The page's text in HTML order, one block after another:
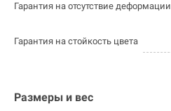
Гарантия на отсутствие деформации
Гарантия на стойкость цвета
Размеры и вес